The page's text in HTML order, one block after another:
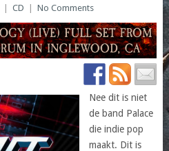
CD No Comments
Nee dit is niet
de band Palace
die indie pop
maakt. Dit is